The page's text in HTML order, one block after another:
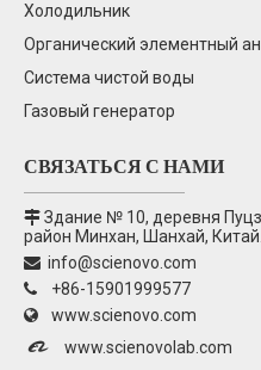
Холодильник
Органический элементный
Система чистой воды
Газовый генератор
СВЯЗАТЬСЯ С НАМИ
 Здание № 10, деревня
район Минхан, Шанхай, Китай.
 info@scienovo.com
 +86-15901999577
 www.scienovo.com
 www.scienovolab.com